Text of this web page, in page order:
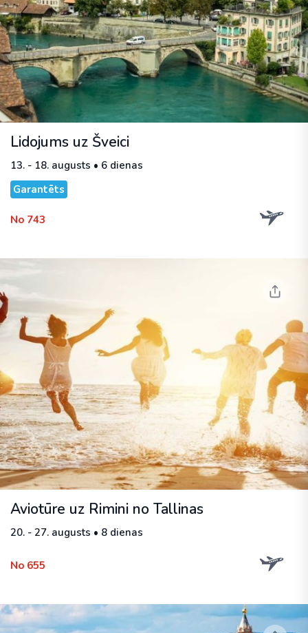
Lidojums uz Šveici
13. - 18. augusts • 6 dienas
Garantēts
No 743
Aviotūre uz Rimini no Tallinas
20. - 27. augusts • 8 dienas
No 655